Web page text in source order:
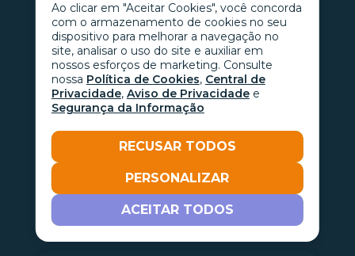
Ao clicar em "Aceitar Cookies", você concorda
com o armazenamento de cookies no seu
dispositivo para melhorar a navegação no
site, analisar o uso do site e auxiliar em
nossos esforços de marketing. Consulte
nossa Política de Cookies, Central de
Privacidade, Aviso de Privacidadee
Segurança da Informação
RECUSAR TODOS
PERSONALIZAR
ACEITAR TODOS
Go with the